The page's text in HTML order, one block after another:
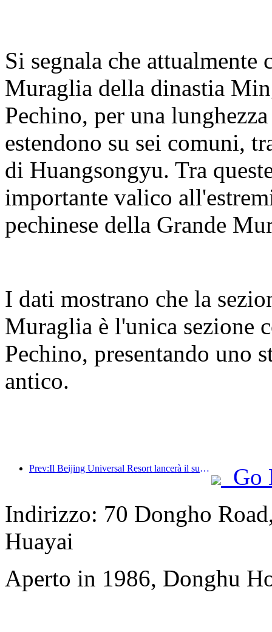
Si segnala che
Muraglia della dinastia
Pechino, per una
estendono su sei comuni,
di Huangsongyu. Tra
importante valico
pechinese della Grande
I dati mostrano che la
Muraglia è l'unica sezione
Pechino, presentando uno
antico.
Prev:Il Beijing Universal Resort lancerà il suo evento universale del Capodanno cinese il 23 gennaio, che durerà 40 giorni.
Go
Indirizzo: 70 Dongho
Huayai
Aperto in 1986, Donghu